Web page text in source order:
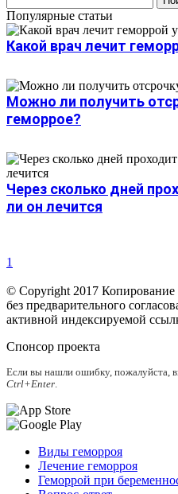
Популярные статьи
Какой врач лечит
Можно ли получить
геморрое?
Через сколько дней
ли он лечится
1
© Copyright 2017 Копирование
без предварительного
активной индексируемой
Спонсор проекта
Если вы нашли ошибку, пожалуйста,
Ctrl+Enter.
Виды геморроя
Лечение геморроя
Геморрой при